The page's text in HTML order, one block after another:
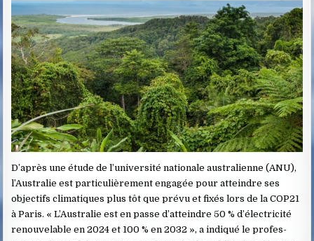
D’après une étude de l’uni­ver­sité natio­nale austra­lienne (ANU),
l’Aus­tra­lie est particulièrement engagée pour atteindre ses
objectifs climatiques plus tôt que prévu et fixés lors de la COP21
à Paris. « L’Aus­tra­lie est en passe d’at­teindre 50 % d’élec­tri­cité
renou­ve­lable en 2024 et 100 % en 2032 », a indiqué le profes­